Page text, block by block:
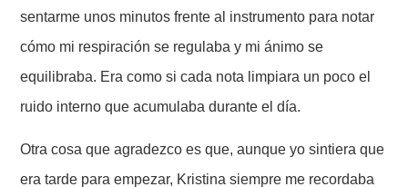
sentarme unos minutos frente al instrumento para notar
cómo mi respiración se regulaba y mi ánimo se
equilibraba. Era como si cada nota limpiara un poco el
ruido interno que acumulaba durante el día.
Otra cosa que agradezco es que, aunque yo sintiera que
era tarde para empezar, Kristina siempre me recordaba